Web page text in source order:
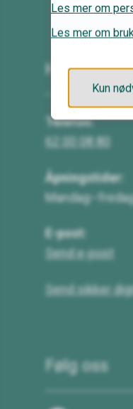
Kontakt
Telefon:
62 00 08 80
Åpningstider:
E-post:
Send e-post
Send sikker
Følg oss
Les mer om
Les mer om
Kun